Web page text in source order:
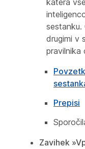
katera
drugimi v
pravilnika
Prepisi
Zavihek